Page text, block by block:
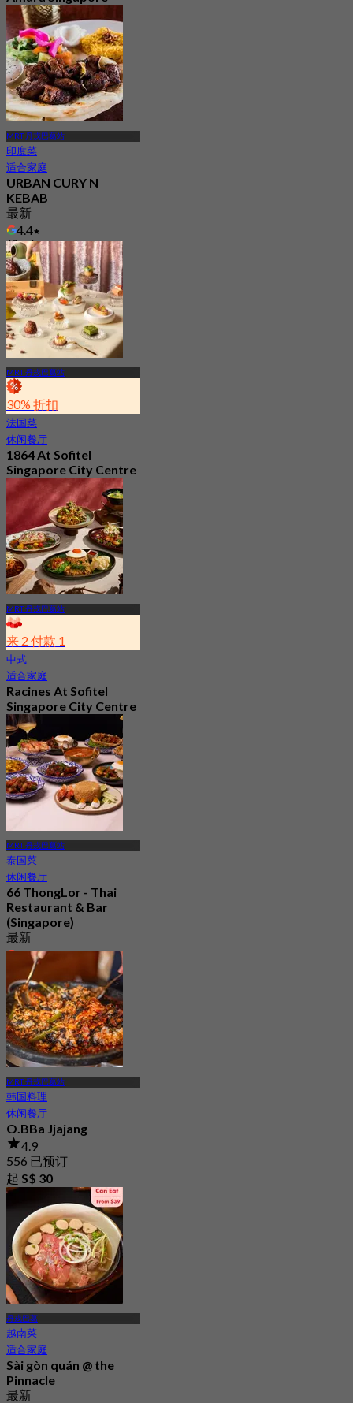
Hotel
最新
4.1
起S$ 69.3
MRT 丹戎巴葛站
印度菜
适合家庭
URBAN CURY N
KEBAB
最新
4.4
起S$ 17.5
MRT 丹戎巴葛站
30% 折扣
法国菜
休闲餐厅
1864 At Sofitel
Singapore City Centre
最新
4.3
起S$ 57.07
MRT 丹戎巴葛站
来 2 付款 1
中式
适合家庭
Racines At Sofitel
Singapore City Centre
最新
4.2
起S$ 31.89
MRT 丹戎巴葛站
泰国菜
休闲餐厅
66 ThongLor - Thai
Restaurant & Bar
(Singapore)
最新
4.9
S$ 69.33
MRT 丹戎巴葛站
韩国料理
休闲餐厅
O.BBa Jjajang
4.9
556 已预订
起 S$ 30
丹戎巴葛
越南菜
适合家庭
Sài gòn quán @ the
Pinnacle
最新